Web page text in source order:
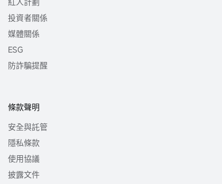
投資者關係
媒體關係
ESG
防詐騙提醒
條款聲明
安全與託管
隱私條款
使用協議
披露文件